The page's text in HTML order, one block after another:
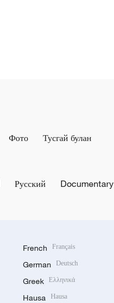
Фото Тусгай булан
Русский Documentary
French Français
German Deutsch
Greek Ελληνικά
Hausa Hausa